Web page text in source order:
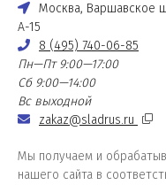
Москва, Варшавское
А-15
8 (495) 740-06-85
Пн—Пт 9:00—17:00
Сб 9:00—14:00
Вс выходной
zakaz@sladrus.ru
Мы получаем и
нашего сайта в